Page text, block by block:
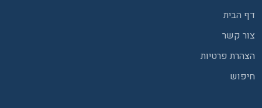
דף הבית
צור קשר
הצהרת פרטיות
חיפוש